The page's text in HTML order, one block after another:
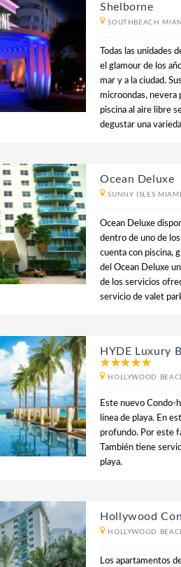
Shelborne
SOUTHBEACH
Todas las unidades
el glamour de los
mar y a la ciudad.
microondas, nevera
piscina al aire libre
degustar una
Ocean Deluxe
SUNNY ISLES MIAMI
Ocean Deluxe
dentro de uno de
cuenta con piscina,
del Ocean Deluxe
de los servicios
servicio de valet
HYDE Luxury
HOLLYWOOD
Este nuevo Condo-
línea de playa. En
profundo. Por este
También tiene
playa.
Hollywood
HOLLYWOOD
Los apartamentos